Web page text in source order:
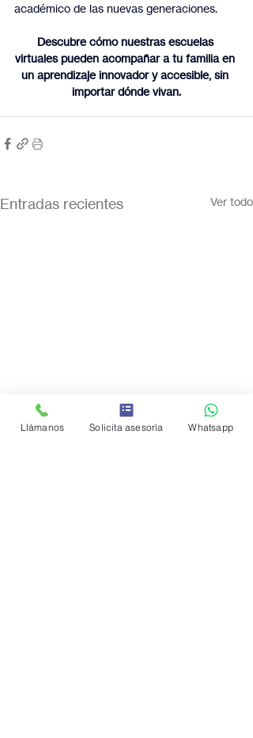
académico de las nuevas generaciones.
Descubre cómo nuestras escuelas
virtuales pueden acompañar a tu familia en
un aprendizaje innovador y accesible, sin
importar dónde vivan.
Entradas recientes Ver todo
Llámanos Solicita asesoría Whatsapp